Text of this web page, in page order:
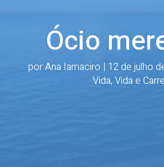
Ócio
porAna Iamaciro | 12 de julho
Vida,Vida e